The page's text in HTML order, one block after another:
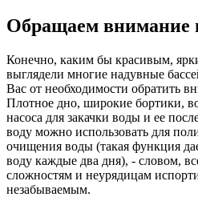
Обращаем внимание
Конечно, каким бы красивым,
выглядели многие надувные
Вас от необходимости обратить
Плотное дно, широкие бортики,
насоса для закачки воды и ее
воду можно использовать для
очищения воды (такая функция
воду каждые два дня), - словом,
сложностям и неурядицам
незабываемым.